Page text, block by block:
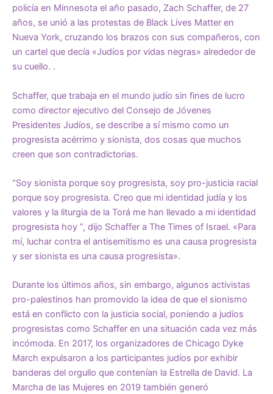
policía en Minnesota el año pasado, Zach Schaffer, de 27
años, se unió a las protestas de Black Lives Matter en
Nueva York, cruzando los brazos con sus compañeros, con
un cartel que decía «Judíos por vidas negras» alrededor de
su cuello. .
Schaffer, que trabaja en el mundo judío sin fines de lucro
como director ejecutivo del Consejo de Jóvenes
Presidentes Judíos, se describe a sí mismo como un
progresista acérrimo y sionista, dos cosas que muchos
creen que son contradictorias.
“Soy sionista porque soy progresista, soy pro-justicia racial
porque soy progresista. Creo que mi identidad judía y los
valores y la liturgia de la Torá me han llevado a mi identidad
progresista hoy ”, dijo Schaffer a The Times of Israel. «Para
mí, luchar contra el antisemitismo es una causa progresista
y ser sionista es una causa progresista».
Durante los últimos años, sin embargo, algunos activistas
pro-palestinos han promovido la idea de que el sionismo
está en conflicto con la justicia social, poniendo a judíos
progresistas como Schaffer en una situación cada vez más
incómoda. En 2017, los organizadores de Chicago Dyke
March expulsaron a los participantes judíos por exhibir
banderas del orgullo que contenían la Estrella de David. La
Marcha de las Mujeres en 2019 también generó